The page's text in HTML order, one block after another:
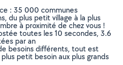
: 35 000 communes
du plus petit village à la plus
à proximité de chez vous !
toutes les 10 secondes, 3.6
par an
besoins différents, tout est
petit besoin aux plus grands